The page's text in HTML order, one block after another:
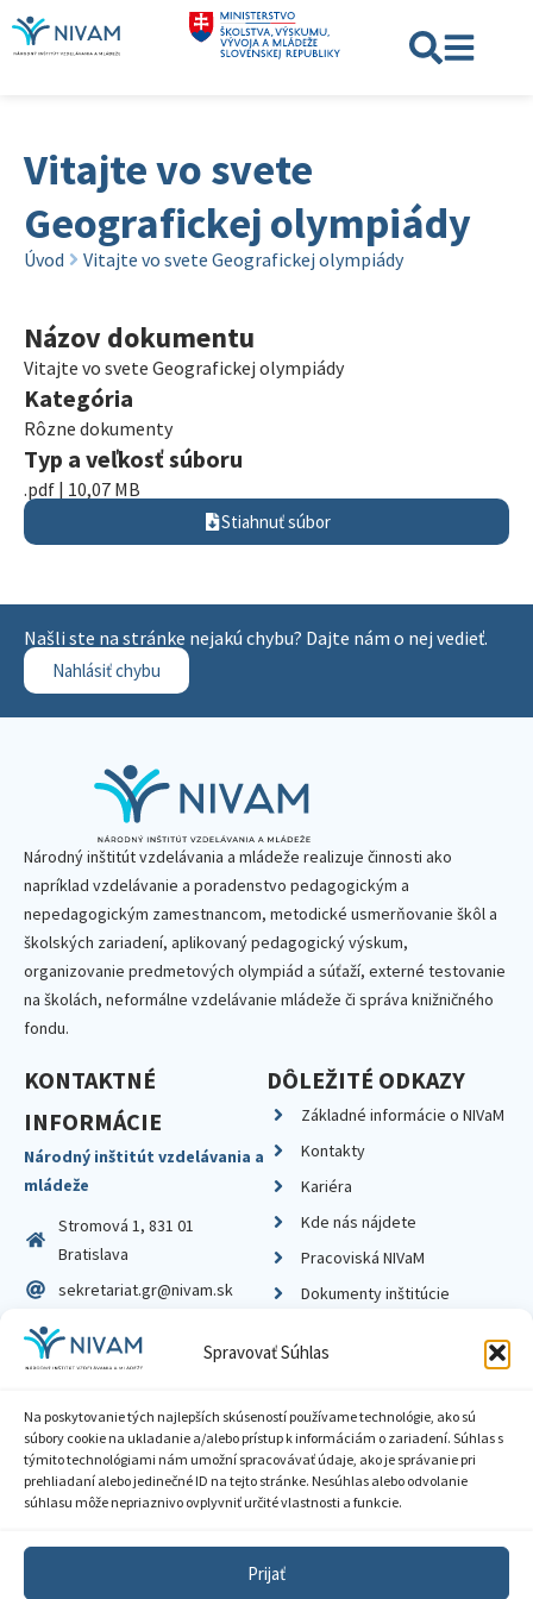
Spravovať Súhlas
Na poskytovanie tých najlepších skúseností používame technológie, ako sú
súbory cookie na ukladanie a/alebo prístup k informáciám o zariadení. Súhlas s
týmito technológiami nám umožní spracovávať údaje, ako je správanie pri
prehliadaní alebo jedinečné ID na tejto stránke. Nesúhlas alebo odvolanie
súhlasu môže nepriaznivo ovplyvniť určité vlastnosti a funkcie.
Prijať
Vitajte vo svete
Geografickej olympiády
Úvod Vitajte vo svete Geografickej olympiády
Názov dokumentu
Vitajte vo svete Geografickej olympiády
Kategória
Rôzne dokumenty
Typ a veľkosť súboru
.pdf | 10,07 MB
Stiahnuť súbor
Našli ste na stránke nejakú chybu? Dajte nám o nej vedieť.
Nahlásiť chybu
Národný inštitút vzdelávania a mládeže realizuje činnosti ako
napríklad vzdelávanie a poradenstvo pedagogickým a
nepedagogickým zamestnancom, metodické usmerňovanie škôl a
školských zariadení, aplikovaný pedagogický výskum,
organizovanie predmetových olympiád a súťaží, externé testovanie
na školách, neformálne vzdelávanie mládeže či správa knižničného
fondu.
KONTAKTNÉ
INFORMÁCIE
Národný inštitút vzdelávania a
mládeže
Stromová 1, 831 01
Bratislava
sekretariat.gr@nivam.sk
IČO: 00164348
DIČ: 2020798714
DÔLEŽITÉ ODKAZY
Základné informácie o NIVaM
Kontakty
Kariéra
Kde nás nájdete
Pracoviská NIVaM
Dokumenty inštitúcie
Zásady ochrany súkromia
Sprístupnenie informácií